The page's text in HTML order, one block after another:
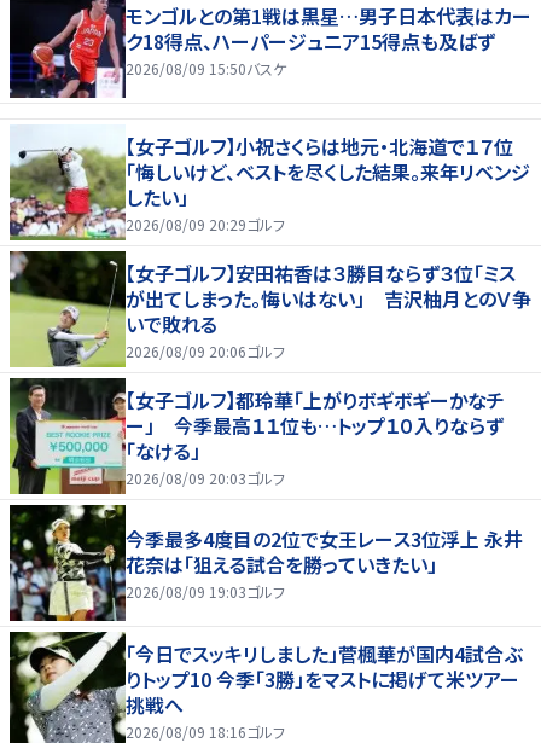
モンゴルとの第1戦は黒星…男子日本代表はカー
ク18得点、ハーパージュニア15得点も及ばず
2026/08/09 15:50バスケ
【女子ゴルフ】小祝さくらは地元・北海道で１７位
「悔しいけど、ベストを尽くした結果。来年リベンジ
したい」
2026/08/09 20:29ゴルフ
【女子ゴルフ】安田祐香は３勝目ならず３位「ミス
が出てしまった。悔いはない」 吉沢柚月とのＶ争
いで敗れる
2026/08/09 20:06ゴルフ
【女子ゴルフ】都玲華「上がりボギボギーかなチ
ー」 今季最高１１位も…トップ１０入りならず
「なける」
2026/08/09 20:03ゴルフ
今季最多4度目の2位で女王レース3位浮上 永井
花奈は「狙える試合を勝っていきたい」
2026/08/09 19:03ゴルフ
「今日でスッキリしました」菅楓華が国内4試合ぶ
りトップ10 今季「3勝」をマストに掲げて米ツアー
挑戦へ
2026/08/09 18:16ゴルフ